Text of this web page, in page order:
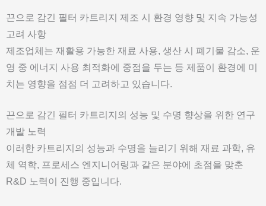
끈으로 감긴 필터 카트리지 제조 시 환경 영향 및 지속 가능성
고려 사항
제조업체는 재활용 가능한 재료 사용, 생산 시 폐기물 감소, 운
영 중 에너지 사용 최적화에 중점을 두는 등 제품이 환경에 미
치는 영향을 점점 더 고려하고 있습니다.
끈으로 감긴 필터 카트리지의 성능 및 수명 향상을 위한 연구
개발 노력
이러한 카트리지의 성능과 수명을 늘리기 위해 재료 과학, 유
체 역학, 프로세스 엔지니어링과 같은 분야에 초점을 맞춘
R&D 노력이 진행 중입니다.